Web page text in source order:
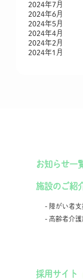
2024年7月
2024年6月
2024年5月
2024年4月
2024年2月
2024年1月
お知らせ一
施設のご紹
障がい者
高齢者介護
採用サイト